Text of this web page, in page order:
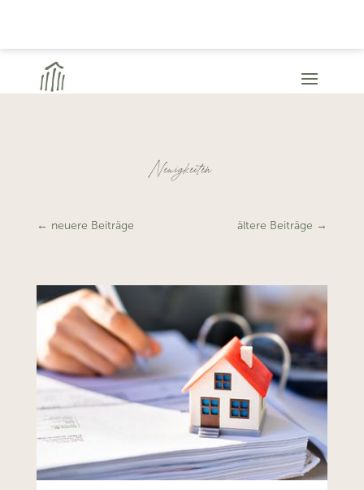
Neuigkeiten
← neuere Beiträge ältere Beiträge →